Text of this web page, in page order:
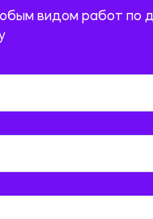
видом работ по